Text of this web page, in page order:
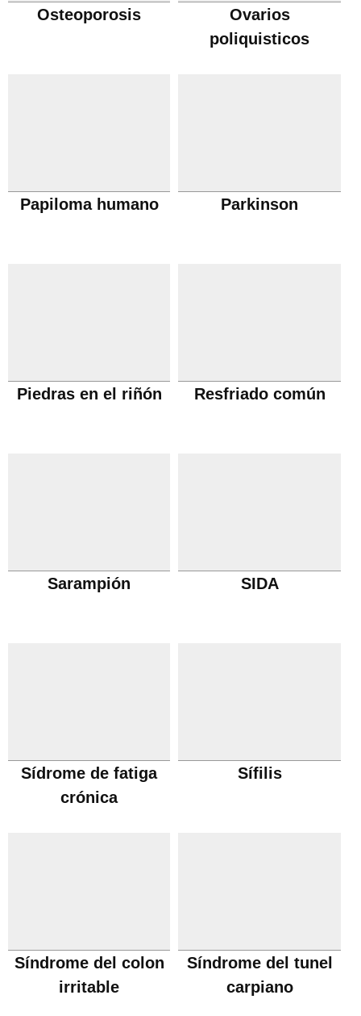
Osteoporosis
Ovarios
poliquisticos
Papiloma humano Parkinson
Piedras en el riñón Resfriado común
Sarampión SIDA
Sídrome de fatiga
crónica
Sífilis
Síndrome del colon
irritable
Síndrome del tunel
carpiano